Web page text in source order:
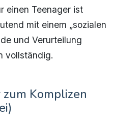
einen Teenager ist
mit einem „sozialen
und Verurteilung
vollständig.
Komplizen